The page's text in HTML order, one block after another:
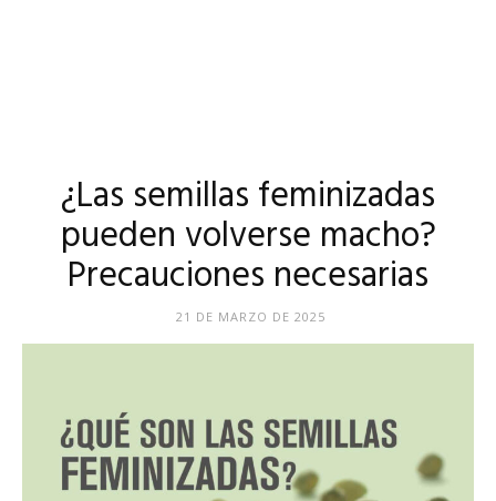
¿Las semillas feminizadas
pueden volverse macho?
Precauciones necesarias
21 DE MARZO DE 2025